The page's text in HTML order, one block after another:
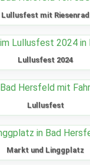
Lullusfest mit Riesenrad
Lullusfest 2024
Lullusfest
Markt und Linggplatz